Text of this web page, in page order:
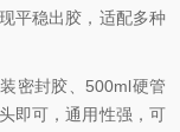
平稳出胶，适配多种
密封胶、500ml硬管
即可，通用性强，可